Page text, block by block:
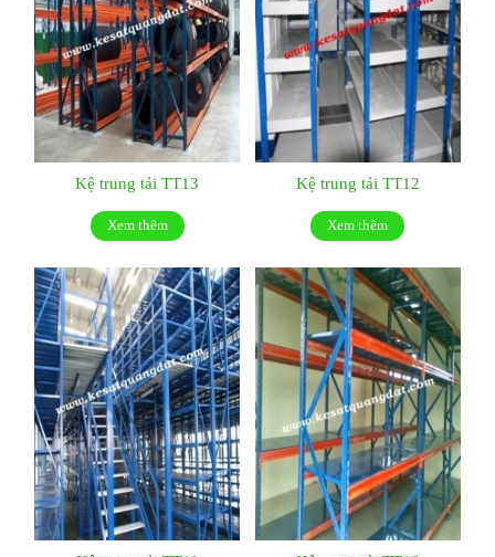
Kệ trung tải TT13
Xem thêm
Kệ trung tải TT12
Xem thêm